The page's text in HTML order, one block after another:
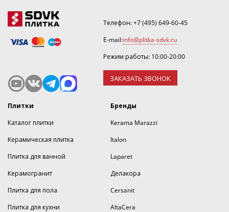
Телефон:+7 (495) 649-60-45
E-mail:info@plitka-sdvk.ru
Режим работы: 10:00-20:00
ЗАКАЗАТЬ ЗВОНОК
Плитки
Каталог плитки
Керамическая плитка
Плитка для ванной
Керамогранит
Плитка для пола
Плитка для кухни
Бренды
Kerama Marazzi
Italon
Laparet
Делакора
Cersanit
AltaCera